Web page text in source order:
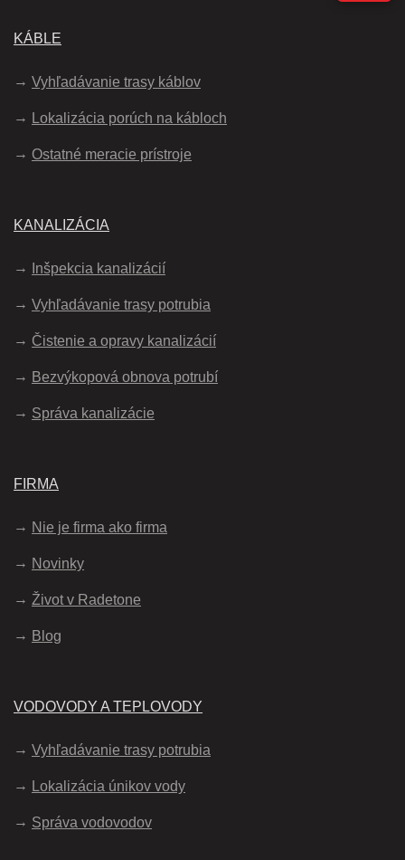
KÁBLE
Vyhľadávanie trasy káblov
Lokalizácia porúch na kábloch
Ostatné meracie prístroje
KANALIZÁCIA
Inšpekcia kanalizácií
Vyhľadávanie trasy potrubia
Čistenie a opravy kanalizácií
Bezvýkopová obnova potrubí
Správa kanalizácie
FIRMA
Nie je firma ako firma
Novinky
Život v Radetone
Blog
VODOVODY A TEPLOVODY
Vyhľadávanie trasy potrubia
Lokalizácia únikov vody
Správa vodovodov